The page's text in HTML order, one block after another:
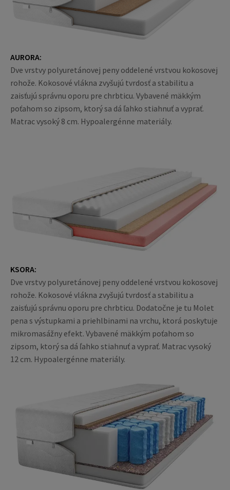
AURORA:
Dve vrstvy polyuretánovej peny oddelené vrstvou kokosovej
rohože. Kokosové vlákna zvyšujú tvrdosť a stabilitu a
zaisťujú správnu oporu pre chrbticu. Vybavené mäkkým
poťahom so zipsom, ktorý sa dá ľahko stiahnuť a vyprať.
Matrac vysoký 8 cm. Hypoalergénne materiály.
KSORA:
Dve vrstvy polyuretánovej peny oddelené vrstvou kokosovej
rohože. Kokosové vlákna zvyšujú tvrdosť a stabilitu a
zaisťujú správnu oporu pre chrbticu. Dodatočne je tu Molet
pena s výstupkami a priehlbinami na vrchu, ktorá poskytuje
mikromasážny efekt. Vybavené mäkkým poťahom so
zipsom, ktorý sa dá ľahko stiahnuť a vyprať. Matrac vysoký
12 cm. Hypoalergénne materiály.